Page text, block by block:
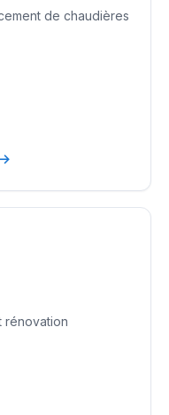
de chaudières
→
rénovation